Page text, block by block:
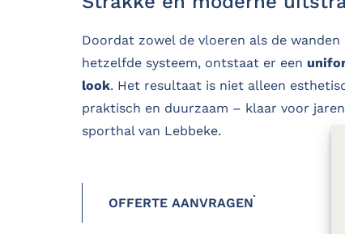
Doordat zowel de vloeren als de
hetzelfde systeem, ontstaat er een
look. Het resultaat is niet alleen
praktisch en duurzaam – klaar voor
sporthal van Lebbeke.
OFFERTE AANVRAGEN